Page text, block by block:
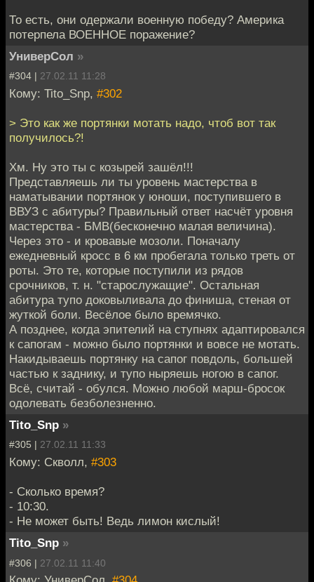
То есть, они одержали военную победу? Америка
потерпела ВОЕННОЕ поражение?
УниверСол »
#304 | 27.02.11 11:28
Кому: Tito_Snp, #302
> Это как же портянки мотать надо, чтоб вот так
получилось?!
Хм. Ну это ты с козырей зашёл!!!
Представляешь ли ты уровень мастерства в
наматывании портянок у юноши, поступившего в
ВВУЗ с абитуры? Правильный ответ насчёт уровня
мастерства - БМВ(бесконечно малая величина).
Через это - и кровавые мозоли. Поначалу
ежедневный кросс в 6 км пробегала только треть от
роты. Это те, которые поступили из рядов
срочников, т. н. "старослужащие". Остальная
абитура тупо доковыливала до финиша, стеная от
жуткой боли. Весёлое было времячко.
А позднее, когда эпителий на ступнях адаптировался
к сапогам - можно было портянки и вовсе не мотать.
Накидываешь портянку на сапог повдоль, большей
частью к заднику, и тупо ныряешь ногою в сапог.
Всё, считай - обулся. Можно любой марш-бросок
одолевать безболезненно.
Tito_Snp »
#305 | 27.02.11 11:33
Кому: Скволл, #303
- Сколько время?
- 10:30.
- Не может быть! Ведь лимон кислый!
Tito_Snp »
#306 | 27.02.11 11:40